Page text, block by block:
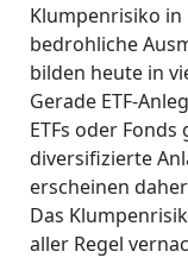
Klumpenrisiko in
bedrohliche
bilden heute in
Gerade ETF-
ETFs oder
diversifizierte
erscheinen
Das
aller Regel